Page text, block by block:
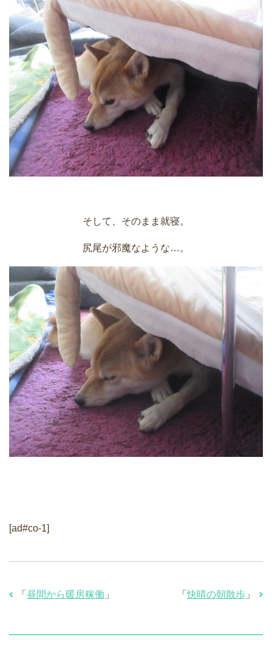
そして、そのまま就寝。
尻尾が邪魔なような…。
[ad#co-1]
「快晴の朝散歩 」
「 昼間から暖房稼働 」